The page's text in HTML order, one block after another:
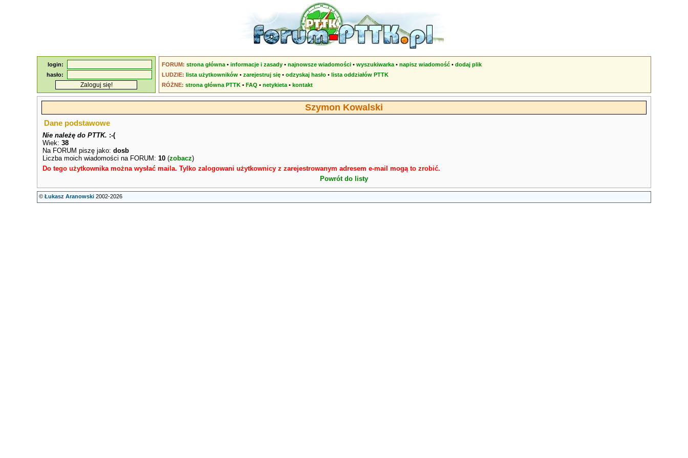
login:
hasło:
FORUM: strona główna • informacje i zasady • najnowsze wiadomości • wyszukiwarka • napisz wiadomość • dodaj plik
LUDZIE: lista użytkowników • zarejestruj się • odzyskaj hasło • lista oddziałów PTTK
RÓŻNE: strona główna PTTK • FAQ • netykieta • kontakt
Szymon Kowalski
Dane podstawowe
Nie należę do PTTK. :-(
Wiek: 38
Na FORUM piszę jako: dosb
Liczba moich wiadomości na FORUM: 10 (zobacz)
Do tego użytkownika można wysłać maila. Tylko zalogowani użytkownicy z zarejestrowanym adresem e-mail mogą to zrobić.
Powrót do listy
© Łukasz Aranowski 2002-2026